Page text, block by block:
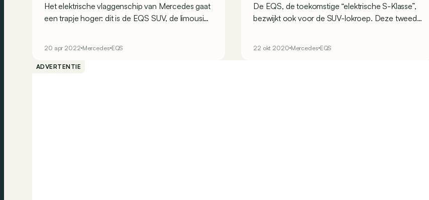
Het elektrische vlaggenschip van Mercedes gaat
een trapje hoger: dit is de EQS SUV, de limousine
20 apr 2022 Mercedes EQS
De EQS, de toekomstige “elektrische S-Klasse”,
bezwijkt ook voor de SUV-lokroep. Deze tweede
22 okt 2020 Mercedes EQS
ADVERTENTIE